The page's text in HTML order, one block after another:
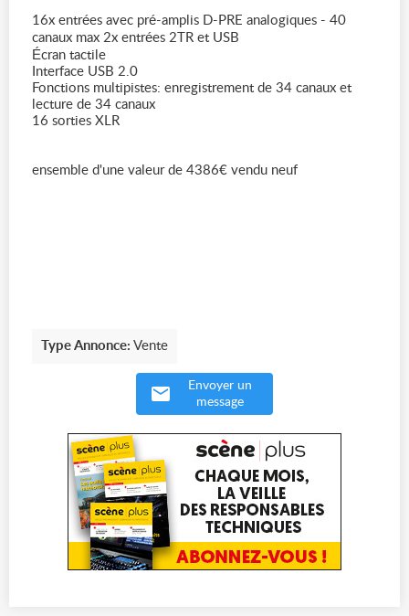
16x entrées avec pré-amplis D-PRE analogiques - 40
canaux max 2x entrées 2TR et USB
Écran tactile
Interface USB 2.0
Fonctions multipistes: enregistrement de 34 canaux et
lecture de 34 canaux
16 sorties XLR
ensemble d'une valeur de 4386€ vendu neuf
Type Annonce: Vente
Envoyer un
message